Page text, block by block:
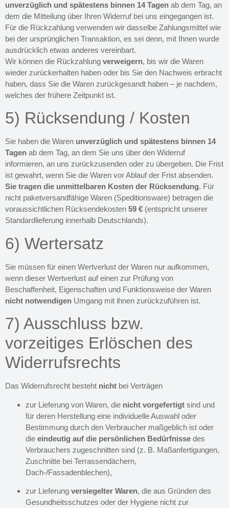
unverzüglich und spätestens binnen 14 Tagen ab dem Tag, an
dem die Mitteilung über Ihren Widerruf bei uns eingegangen ist.
Für die Rückzahlung verwenden wir dasselbe Zahlungsmittel wie
bei der ursprünglichen Transaktion, es sei denn, mit Ihnen wurde
ausdrücklich etwas anderes vereinbart.
Wir können die Rückzahlung verweigern, bis wir die Waren
wieder zurückerhalten haben oder bis Sie den Nachweis erbracht
haben, dass Sie die Waren zurückgesandt haben – je nachdem,
welches der frühere Zeitpunkt ist.
5) Rücksendung / Kosten
Sie haben die Waren unverzüglich und spätestens binnen 14
Tagen ab dem Tag, an dem Sie uns über den Widerruf
informieren, an uns zurückzusenden oder zu übergeben. Die Frist
ist gewahrt, wenn Sie die Waren vor Ablauf der Frist absenden.
Sie tragen die unmittelbaren Kosten der Rücksendung. Für
nicht paketversandfähige Waren (Speditionsware) betragen die
voraussichtlichen Rücksendekosten 59 € (entspricht unserer
Standardlieferung innerhalb Deutschlands).
6) Wertersatz
Sie müssen für einen Wertverlust der Waren nur aufkommen,
wenn dieser Wertverlust auf einen zur Prüfung von
Beschaffenheit, Eigenschaften und Funktionsweise der Waren
nicht notwendigen Umgang mit ihnen zurückzuführen ist.
7) Ausschluss bzw.
vorzeitiges Erlöschen des
Widerrufsrechts
Das Widerrufsrecht besteht nicht bei Verträgen
zur Lieferung von Waren, die nicht vorgefertigt sind und
für deren Herstellung eine individuelle Auswahl oder
Bestimmung durch den Verbraucher maßgeblich ist oder
die eindeutig auf die persönlichen Bedürfnisse des
Verbrauchers zugeschnitten sind (z. B. Maßanfertigungen,
Zuschnitte bei Terrassendächern,
Dach-/Fassadenblechen),
zur Lieferung versiegelter Waren, die aus Gründen des
Gesundheitsschutzes oder der Hygiene nicht zur